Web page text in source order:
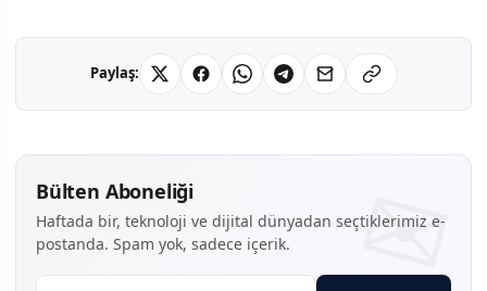
Paylaş:
Bülten Aboneliği
Haftada bir, teknoloji ve dijital dünyadan seçtiklerimiz e-
postanda. Spam yok, sadece içerik.